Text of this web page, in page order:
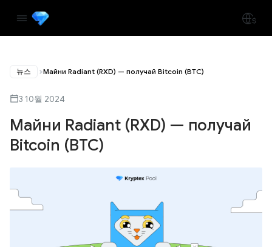
뉴스 Майни Radiant (RXD) — получай Bitcoin (BTC)
3 10월 2024
Майни Radiant (RXD) — получай
Bitcoin (BTC)